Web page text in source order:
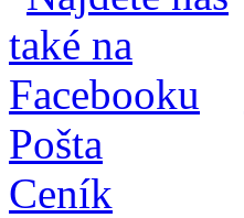
Pošta
Ceník